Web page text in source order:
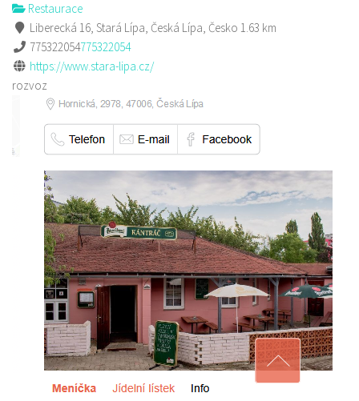
Restaurace
Liberecká 16, Stará Lípa, Česká Lípa, Česko 1.63 km
775322054775322054
https://www.stara-lipa.cz/
rozvoz